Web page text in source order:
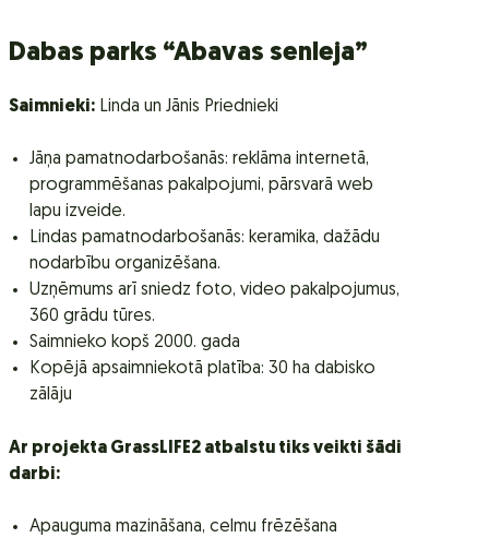
Dabas parks “Abavas senleja”
Saimnieki: Linda un Jānis Priednieki
Jāņa pamatnodarbošanās: reklāma internetā,
programmēšanas pakalpojumi, pārsvarā web
lapu izveide.
Lindas pamatnodarbošanās: keramika, dažādu
nodarbību organizēšana.
Uzņēmums arī sniedz foto, video pakalpojumus,
360 grādu tūres.
Saimnieko kopš 2000. gada
Kopējā apsaimniekotā platība: 30 ha dabisko
zālāju
Ar projekta GrassLIFE2 atbalstu tiks veikti šādi
darbi:
Apauguma mazināšana, celmu frēzēšana